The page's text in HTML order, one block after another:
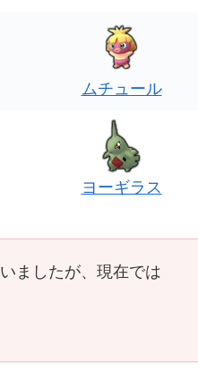
ムチュール
ヨーギラス
ましたが、現在では